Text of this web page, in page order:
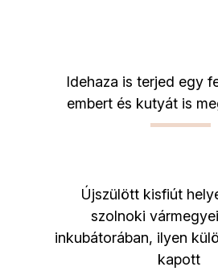
Idehaza is terjed egy
embert és kutyát is
Újszülött kisfiút
szolnoki
inkubátorában, ilyen
kapott